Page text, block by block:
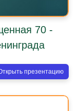
70 -
презентацию